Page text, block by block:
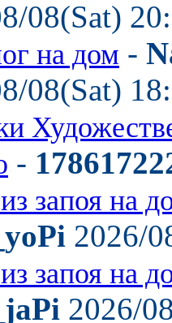
08(Sat)
на дом -
08(Sat)
-
запоя на
2026/
запоя на
2026/